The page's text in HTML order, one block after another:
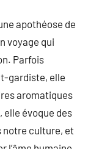
apothéose de
voyage qui
Parfois
gardiste, elle
aromatiques
elle évoque des
notre culture, et